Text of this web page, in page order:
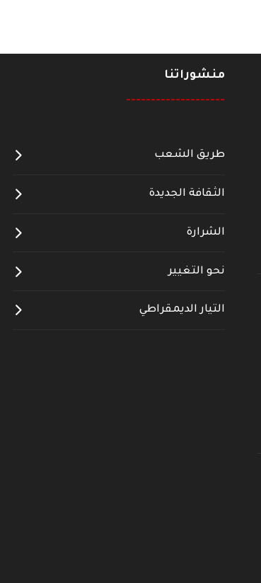
منشوراتنا
--------------------
طريق الشعب
الثقافة الجديدة
الشرارة
نحو التغيير
التيار الديمقراطي